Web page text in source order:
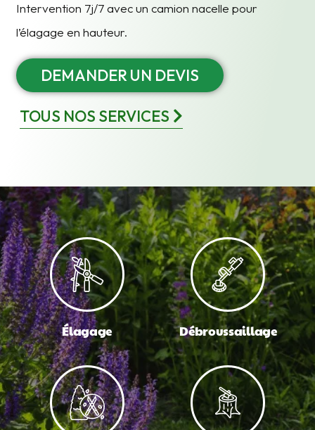
Intervention 7j/7 avec un camion nacelle pour
l’élagage en hauteur.
DEMANDER UN DEVIS
TOUS NOS SERVICES
Élagage Débroussaillage